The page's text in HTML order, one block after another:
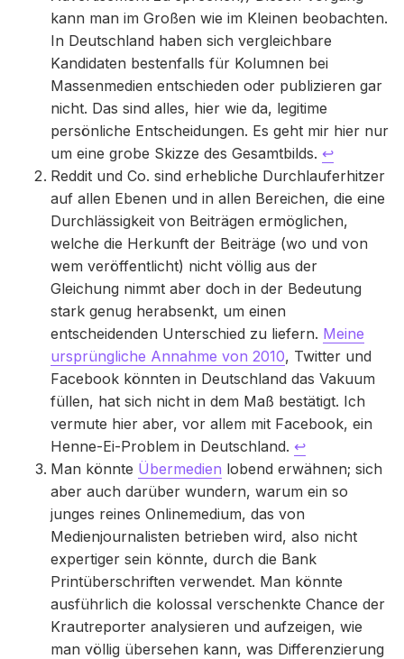
kann man im Großen wie im Kleinen beobachten.
In Deutschland haben sich vergleichbare
Kandidaten bestenfalls für Kolumnen bei
Massenmedien entschieden oder publizieren gar
nicht. Das sind alles, hier wie da, legitime
persönliche Entscheidungen. Es geht mir hier nur
um eine grobe Skizze des Gesamtbilds. ↩
Reddit und Co. sind erhebliche Durchlauferhitzer
auf allen Ebenen und in allen Bereichen, die eine
Durchlässigkeit von Beiträgen ermöglichen,
welche die Herkunft der Beiträge (wo und von
wem veröffentlicht) nicht völlig aus der
Gleichung nimmt aber doch in der Bedeutung
stark genug herabsenkt, um einen
entscheidenden Unterschied zu liefern. Meine
ursprüngliche Annahme von 2010, Twitter und
Facebook könnten in Deutschland das Vakuum
füllen, hat sich nicht in dem Maß bestätigt. Ich
vermute hier aber, vor allem mit Facebook, ein
Henne-Ei-Problem in Deutschland. ↩
Man könnte Übermedien lobend erwähnen; sich
aber auch darüber wundern, warum ein so
junges reines Onlinemedium, das von
Medienjournalisten betrieben wird, also nicht
expertiger sein könnte, durch die Bank
Printüberschriften verwendet. Man könnte
ausführlich die kolossal verschenkte Chance der
Krautreporter analysieren und aufzeigen, wie
man völlig übersehen kann, was Differenzierung